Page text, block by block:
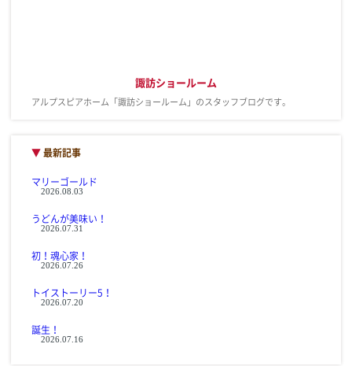
諏訪ショールーム
アルプスピアホーム「諏訪ショールーム」のスタッフブログです。
▼最新記事
マリーゴールド
2026.08.03
うどんが美味い！
2026.07.31
初！魂心家！
2026.07.26
トイストーリー5！
2026.07.20
誕生！
2026.07.16